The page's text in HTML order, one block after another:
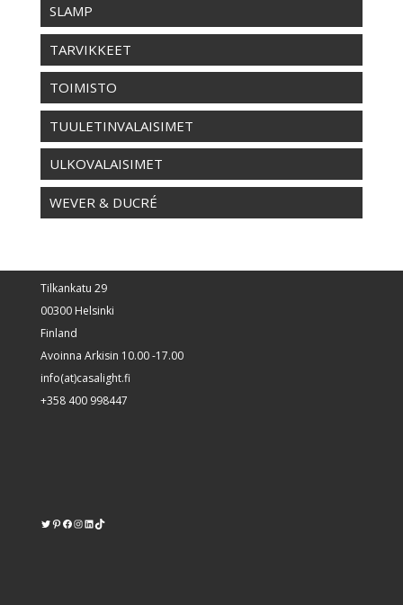
SLAMP
TARVIKKEET
TOIMISTO
TUULETINVALAISIMET
ULKOVALAISIMET
WEVER & DUCRÉ
Tilkankatu 29
00300 Helsinki
Finland
Avoinna Arkisin 10.00 -17.00
info(at)casalight.fi
+358 400 998447
Twitter
Pinterest
https://www.facebook.com/kodinvalaisin/
Instagram
LinkedIn
TikTok